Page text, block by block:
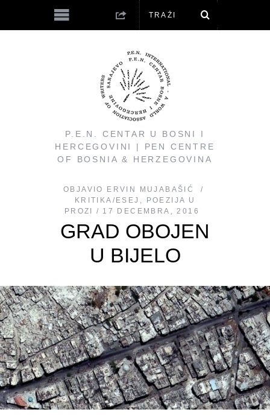
P.E.N. CENTAR U BOSNI I
HERCEGOVINI | PEN CENTRE
OF BOSNIA & HERZEGOVINA
OBJAVIO
ERVIN MUJABAŠIĆ
KRITIKA/ESEJ ,
POEZIJA U
PROZI
17 DECEMBRA, 2016
GRAD OBOJEN
U BIJELO